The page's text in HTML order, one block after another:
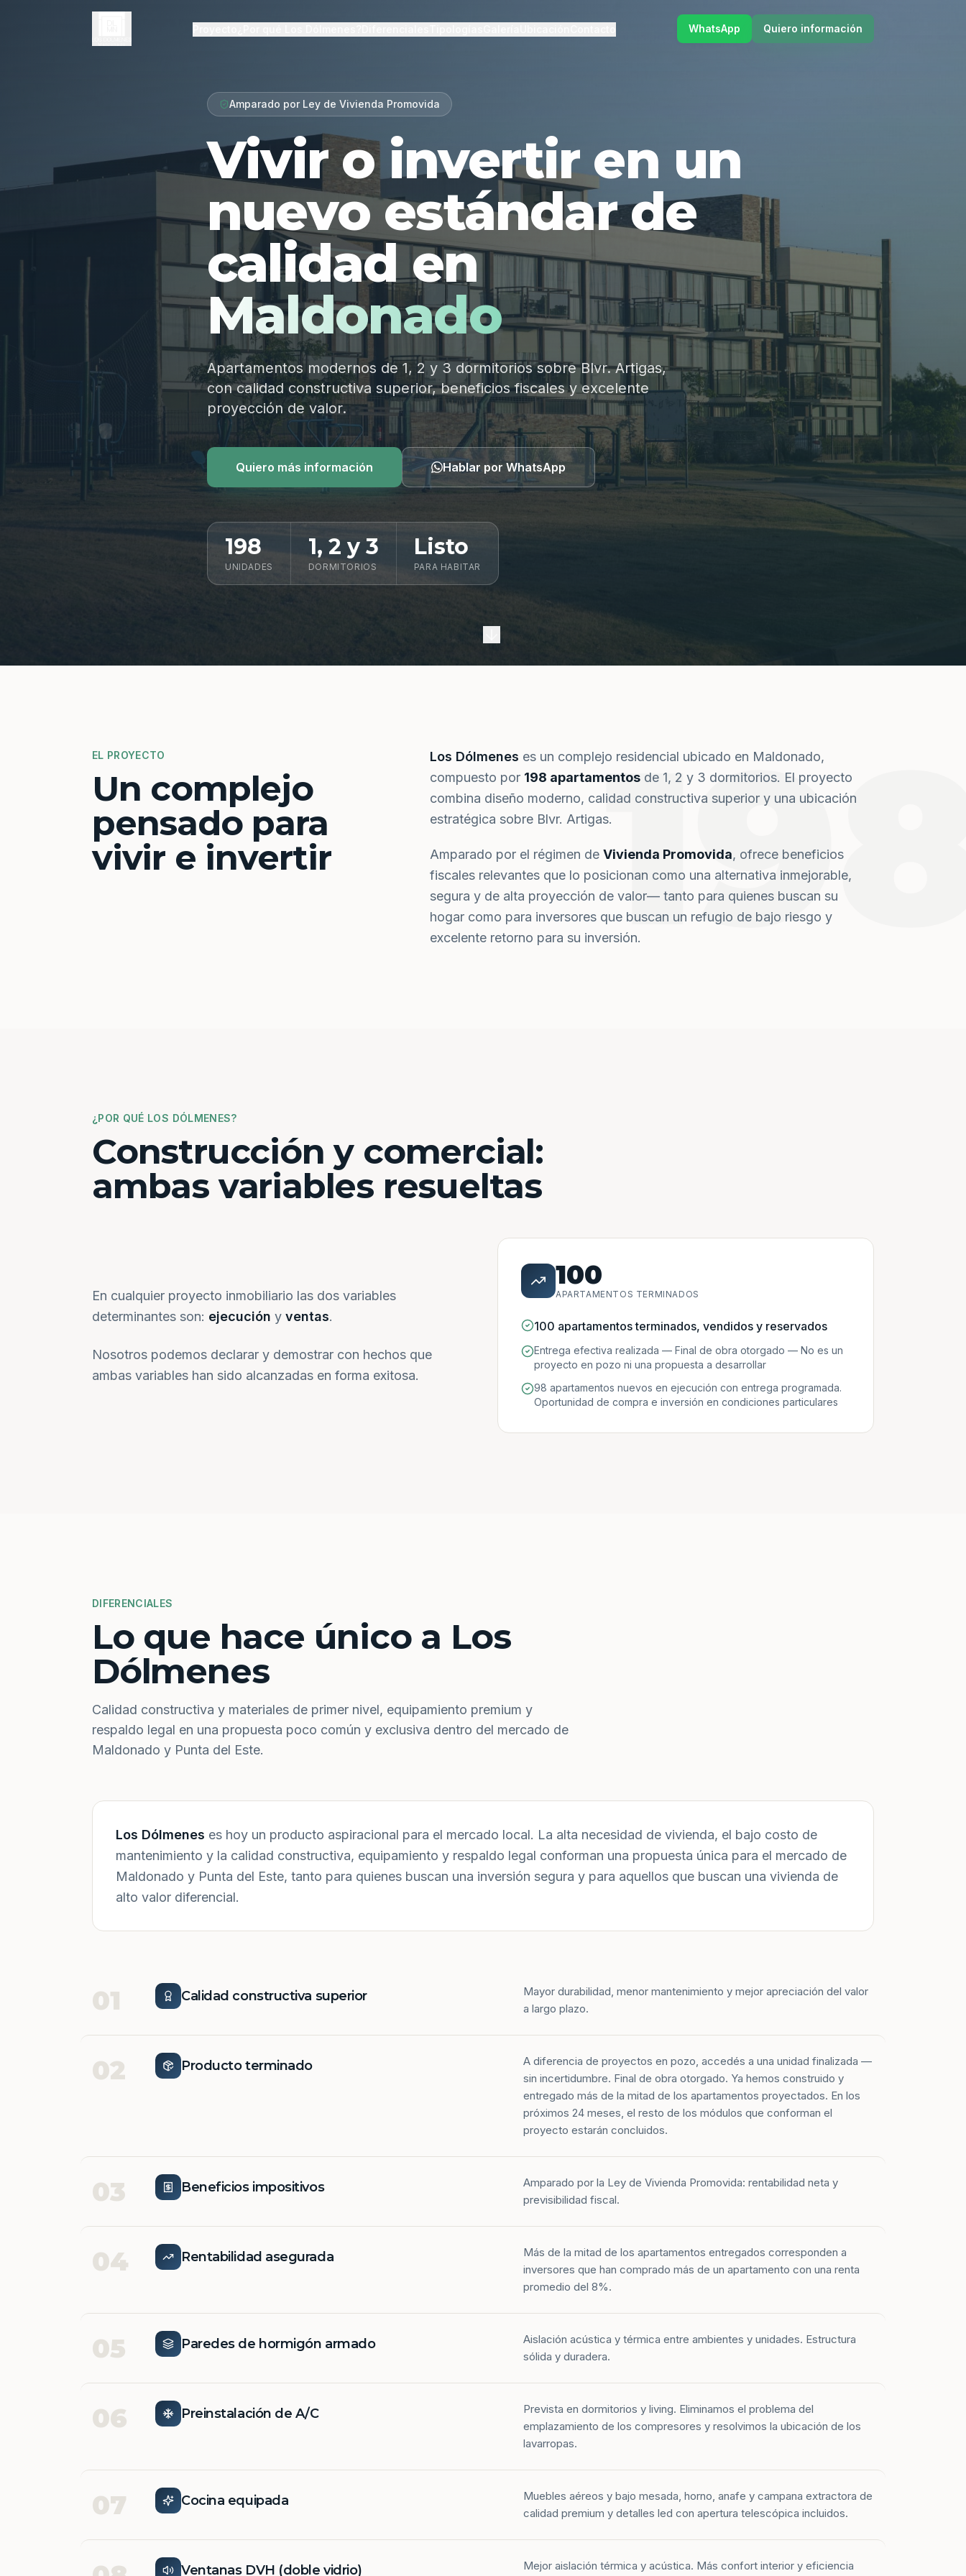
WhatsApp Quiero información
Amparado por Ley de Vivienda Promovida
Vivir o invertir en un
nuevo estándar de
calidad en
Maldonado
Apartamentos modernos de 1, 2 y 3 dormitorios sobre Blvr. Artigas,
con calidad constructiva superior, beneficios fiscales y excelente
proyección de valor.
Quiero más información Hablar por WhatsApp
198
UNIDADES
1, 2 y 3
DORMITORIOS
Listo
PARA HABITAR
EL PROYECTO
Un complejo
pensado para
vivir e invertir
Los Dólmenes es un complejo residencial ubicado en Maldonado,
compuesto por 198 apartamentos de 1, 2 y 3 dormitorios. El proyecto
combina diseño moderno, calidad constructiva superior y una ubicación
estratégica sobre Blvr. Artigas.
Amparado por el régimen de Vivienda Promovida, ofrece beneficios
fiscales relevantes que lo posicionan como una alternativa inmejorable,
segura y de alta proyección de valor— tanto para quienes buscan su
hogar como para inversores que buscan un refugio de bajo riesgo y
excelente retorno para su inversión.
¿POR QUÉ LOS DÓLMENES?
Construcción y comercial:
ambas variables resueltas
En cualquier proyecto inmobiliario las dos variables
determinantes son: ejecución y ventas.
Nosotros podemos declarar y demostrar con hechos que
ambas variables han sido alcanzadas en forma exitosa.
100
APARTAMENTOS TERMINADOS
100 apartamentos terminados, vendidos y reservados
Entrega efectiva realizada — Final de obra otorgado — No es un
proyecto en pozo ni una propuesta a desarrollar
98 apartamentos nuevos en ejecución con entrega programada.
Oportunidad de compra e inversión en condiciones particulares
DIFERENCIALES
Lo que hace único a Los
Dólmenes
Calidad constructiva y materiales de primer nivel, equipamiento premium y
respaldo legal en una propuesta poco común y exclusiva dentro del mercado de
Maldonado y Punta del Este.
Los Dólmenes es hoy un producto aspiracional para el mercado local. La alta necesidad de vivienda, el bajo costo de
mantenimiento y la calidad constructiva, equipamiento y respaldo legal conforman una propuesta única para el mercado de
Maldonado y Punta del Este, tanto para quienes buscan una inversión segura y para aquellos que buscan una vivienda de
alto valor diferencial.
01 Calidad constructiva superior
Mayor durabilidad, menor mantenimiento y mejor apreciación del valor
a largo plazo.
02 Producto terminado
A diferencia de proyectos en pozo, accedés a una unidad finalizada —
sin incertidumbre. Final de obra otorgado. Ya hemos construido y
entregado más de la mitad de los apartamentos proyectados. En los
próximos 24 meses, el resto de los módulos que conforman el
proyecto estarán concluidos.
03 Beneficios impositivos
Amparado por la Ley de Vivienda Promovida: rentabilidad neta y
previsibilidad fiscal.
04 Rentabilidad asegurada
Más de la mitad de los apartamentos entregados corresponden a
inversores que han comprado más de un apartamento con una renta
promedio del 8%.
05 Paredes de hormigón armado
Aislación acústica y térmica entre ambientes y unidades. Estructura
sólida y duradera.
06 Preinstalación de A/C
Prevista en dormitorios y living. Eliminamos el problema del
emplazamiento de los compresores y resolvimos la ubicación de los
lavarropas.
07 Cocina equipada
Muebles aéreos y bajo mesada, horno, anafe y campana extractora de
calidad premium y detalles led con apertura telescópica incluidos.
Ventanas DVH (doble vidrio) Mejor aislación térmica y acústica. Más confort interior y eficiencia